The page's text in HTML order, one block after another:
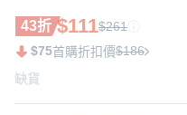
43折 $111$261
$75首購折扣價$186
缺貨